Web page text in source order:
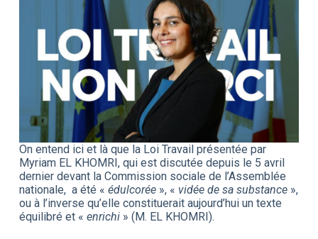
On entend ici et là que la Loi Travail présentée par
Myriam EL KHOMRI, qui est discutée depuis le 5 avril
dernier devant la Commission sociale de l’Assemblée
nationale, a été « édulcorée», « vidée de sa substance»,
ou à l’inverse qu’elle constituerait aujourd’hui un texte
équilibré et « enrichi » (M. EL KHOMRI).